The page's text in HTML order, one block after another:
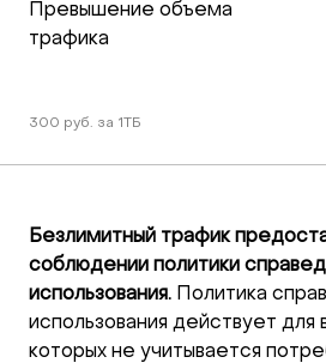
Превышение объема
трафика
300 руб. за 1ТБ
Безлимитный трафик
соблюдении политики
использования. Политика
использования действует для
которых не учитывается